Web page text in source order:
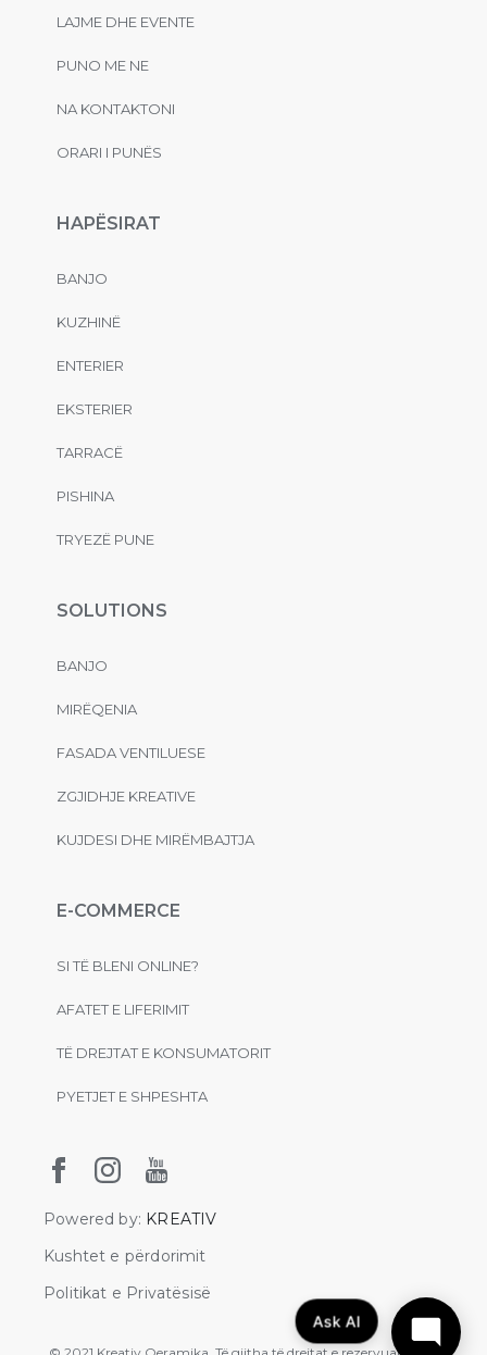
LAJME DHE EVENTE
PUNO ME NE
NA KONTAKTONI
ORARI I PUNËS
HAPËSIRAT
BANJO
KUZHINË
ENTERIER
EKSTERIER
TARRACË
PISHINA
TRYEZË PUNE
SOLUTIONS
BANJO
MIRËQENIA
FASADA VENTILUESE
ZGJIDHJE KREATIVE
KUJDESI DHE MIRËMBAJTJA
E-COMMERCE
SI TË BLENI ONLINE?
AFATET E LIFERIMIT
TË DREJTAT E KONSUMATORIT
PYETJET E SHPESHTA
Powered by: KREATIV
Kushtet e përdorimit
Politikat e Privatësisë
Ask AI